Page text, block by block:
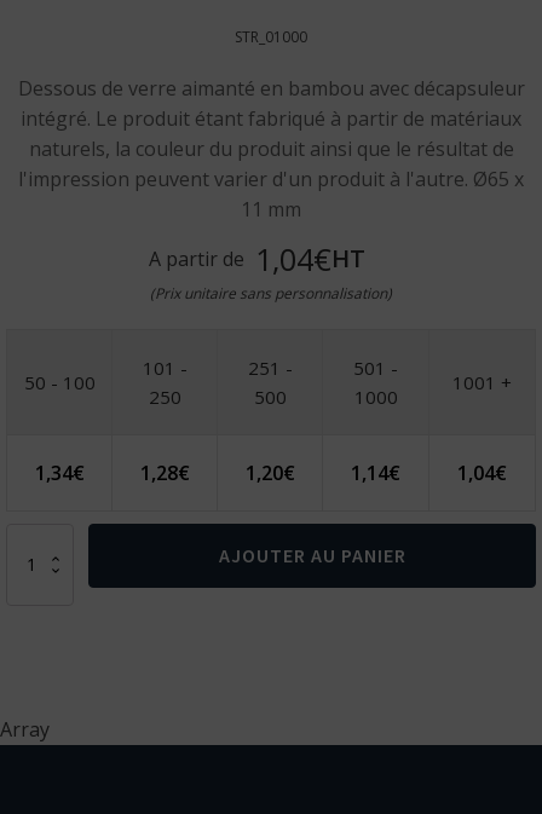
STR_01000
Dessous de verre aimanté en bambou avec décapsuleur
intégré. Le produit étant fabriqué à partir de matériaux
naturels, la couleur du produit ainsi que le résultat de
l'impression peuvent varier d'un produit à l'autre. Ø65 x
11 mm
A partir de 1,04€HT
(Prix unitaire sans personnalisation)
50 - 100
101 -
250
251 -
500
501 -
1000
1001 +
1,34€ 1,28€ 1,20€ 1,14€ 1,04€
décapsuleur
AJOUTER AU PANIER
Array